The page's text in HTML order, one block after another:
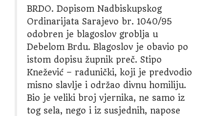
BRDO. Dopisom Nadbiskupskog
Ordinarijata Sarajevo br. 1040/95
odobren je blagoslov groblja u
Debelom Brdu. Blagoslov je obavio po
istom dopisu župnik preč. Stipo
Knežević – radunički, koji je predvodio
misno slavlje i održao divnu homiliju.
Bio je veliki broj vjernika, ne samo iz
tog sela, nego i iz susjednih, napose